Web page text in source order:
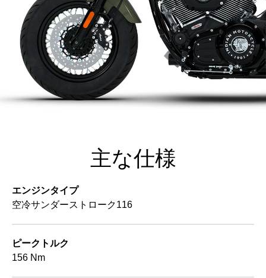
主な仕様
エンジンタイプ
空冷サンダーストローク116
ピークトルク
156 Nm